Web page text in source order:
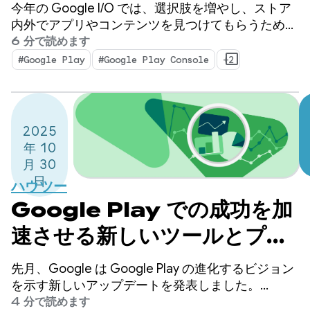
今年の Google I/O では、選択肢を増やし、ストア
内外でアプリやコンテンツを見つけてもらうための
新しい方法を提供する、進化するビジネスモデルに
ついて説明しました。また、複雑さを軽減しながら
ビジネスを拡大するのに役立つ高度なツールと分析
情報も発表しました。
6 分で読めます
#Google Play #Google Play Console +2
2025
年 10
月 30
日
ハウツー
Google Play での成功を加
速させる新しいツールとプロ
グラム
先月、Google は Google Play の進化するビジョン
を示す新しいアップデートを発表しました。
Google Play は、ユーザーが好きなコンテンツやエ
4 分で読めます